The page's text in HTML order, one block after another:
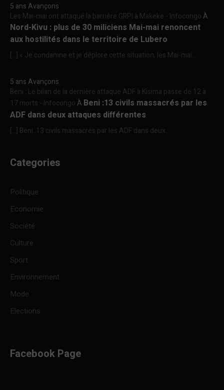
5 ans Avançons
Les Mai-mai ont attaqué la barrière GRPI à Makeke - InfocongoÀ
Nord-Kivu : plus de 30 miliciens Mai-mai renoncent
aux hostilités dans le territoire de Lubero
[…] « Je condamne et je déplore cette situation, les Mai-mai...
5 ans Avançons
Beni : Le bilan de la dernière attaque ADF à Kisima passe de 12 à
17 morts - InfocongoÀ Beni :13 civils massacrés par les
ADF dans deux attaques différentes
[…] Beni :13 civils massacrés par les ADF dans deux...
Categories
Politique
Economie
Société
Culture
Sport
Environnement
Mode
Elections
Facebook Page